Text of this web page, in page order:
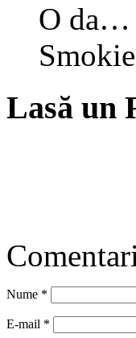
O da…
Lasă un
Nume *
E-mail *